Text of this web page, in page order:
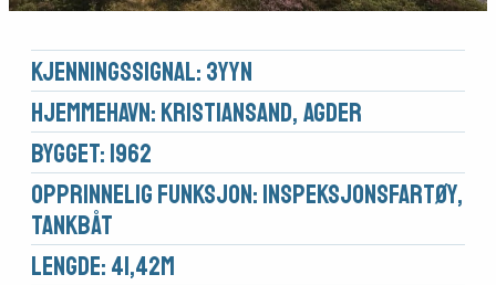
Kjennings­signal: 3YYN
Hjemmehavn: Kristiansand, Agder
Bygget: 1962
Opprinnelig funksjon: Inspeksjonsfartøy,
Tankbåt
Lengde: 41,42m